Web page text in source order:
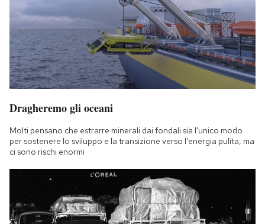
Dragheremo gli oceani
Molti pensano che estrarre minerali dai fondali sia l'unico modo
per sostenere lo sviluppo e la transizione verso l'energia pulita, ma
ci sono rischi enormi